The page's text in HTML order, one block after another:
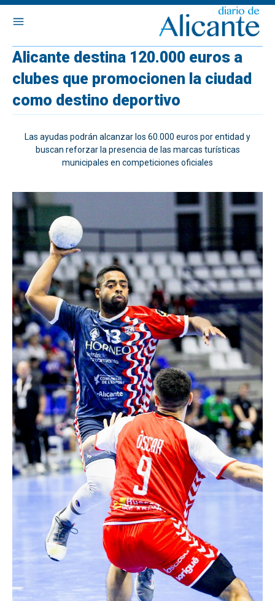
Alicante destina 120.000 euros a
clubes que promocionen la ciudad
como destino deportivo
Las ayudas podrán alcanzar los 60.000 euros por entidad y
buscan reforzar la presencia de las marcas turísticas
municipales en competiciones oficiales